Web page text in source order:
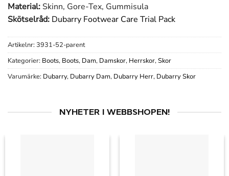
Material: Skinn, Gore-Tex, Gummisula
Skötselråd: Dubarry Footwear Care Trial Pack
Artikelnr: 3931-52-parent
Kategorier: Boots, Boots, Dam, Damskor, Herrskor, Skor
Varumärke: Dubarry, Dubarry Dam, Dubarry Herr, Dubarry Skor
NYHETER I WEBBSHOPEN!